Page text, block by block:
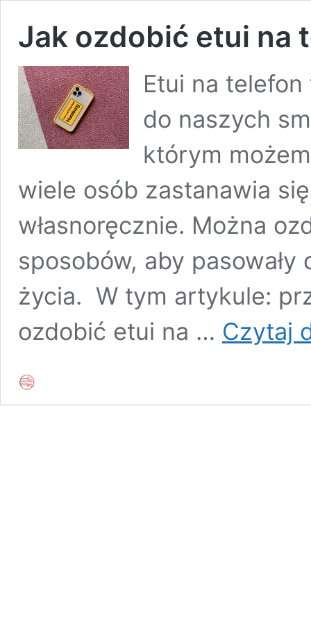
Jak ozdobić etui na
Etui na
do naszych
którym
wiele osób zastanawia
własnoręcznie. Można
sposobów, aby
życia. W tym artykule:
ozdobić etui na … Czytaj